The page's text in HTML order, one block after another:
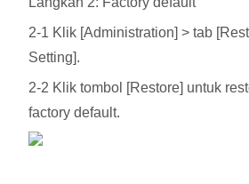
2-1 Klik [Administration] > tab
Setting].
2-2 Klik tombol [Restore] untuk
factory default.